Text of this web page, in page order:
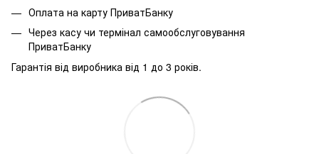
Оплата на карту ПриватБанку
Через касу чи термінал самообслуговування
ПриватБанку
Гарантія від виробника від 1 до 3 років.